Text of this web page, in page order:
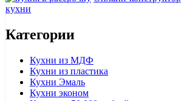
кухни
Категории
Кухни из МДФ
Кухни из пластика
Кухни Эмаль
Кухни эконом